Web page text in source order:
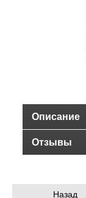
Описание
Отзывы
Назад